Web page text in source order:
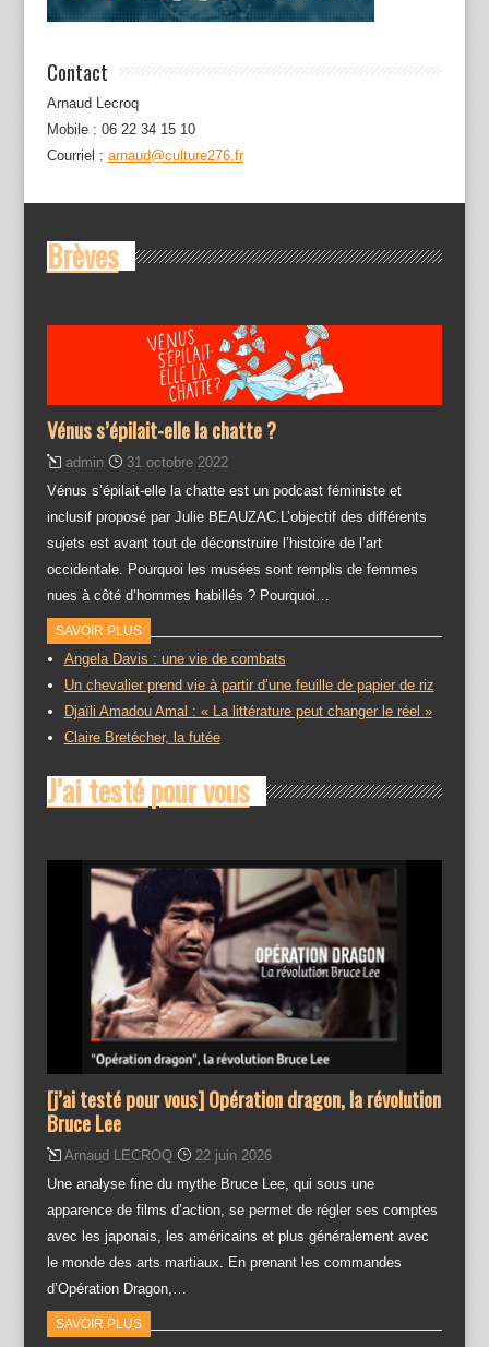
Contact
Arnaud Lecroq
Mobile : 06 22 34 15 10
Courriel : arnaud@culture276.fr
Brèves
Vénus s’épilait-elle la chatte ?
admin
31 octobre 2022
Vénus s’épilait-elle la chatte est un podcast féministe et
inclusif proposé par Julie BEAUZAC.L’objectif des différents
sujets est avant tout de déconstruire l’histoire de l’art
occidentale. Pourquoi les musées sont remplis de femmes
nues à côté d’hommes habillés ? Pourquoi…
SAVOIR PLUS
Angela Davis : une vie de combats
Un chevalier prend vie à partir d’une feuille de papier de riz
Djaïli Amadou Amal : « La littérature peut changer le réel »
Claire Bretécher, la futée
J’ai testé pour vous
[j’ai testé pour vous] Opération dragon, la révolution
Bruce Lee
Arnaud LECROQ
22 juin 2026
Une analyse fine du mythe Bruce Lee, qui sous une
apparence de films d’action, se permet de régler ses comptes
avec les japonais, les américains et plus généralement avec
le monde des arts martiaux. En prenant les commandes
d’Opération Dragon,…
SAVOIR PLUS